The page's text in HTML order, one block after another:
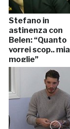
Stefano in
astinenza con
Belen: “Quanto
vorrei scop.. mia
moglie”